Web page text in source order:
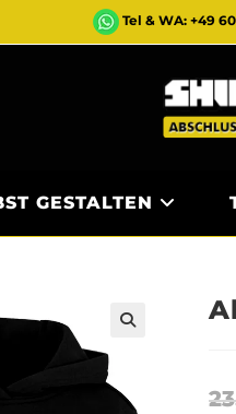
Tel & WA: +49
GESTALTEN